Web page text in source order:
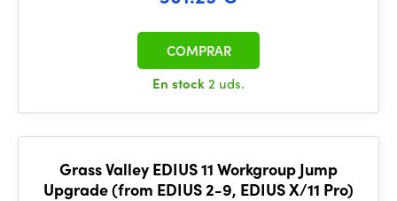
En stock2 uds.
COMPRAR
Grass Valley EDIUS 11 Workgroup Jump
Upgrade (from EDIUS 2-9, EDIUS X/11 Pro)